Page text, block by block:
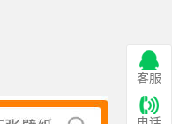
客服